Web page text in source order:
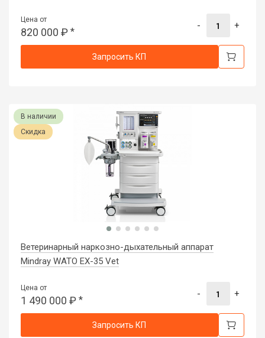
Цена от
820 000 ₽ *
- +
Запросить КП
В наличии
Скидка
Ветеринарный наркозно-дыхательный аппарат
Mindray WATO EX-35 Vet
Цена от
1 490 000 ₽ *
- +
Запросить КП